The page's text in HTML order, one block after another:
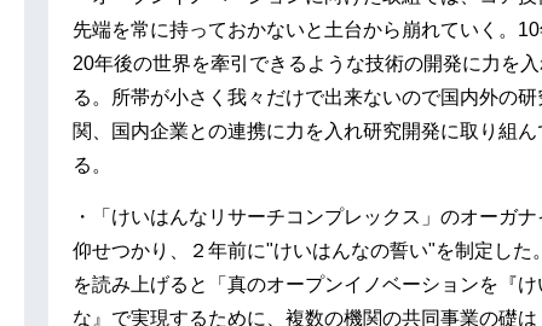
先端を常に持っておかないと土台から崩れていく。
20年後の世界を牽引できるような技術の開発に力を
る。所帯が小さく我々だけで出来ないので国内外の研
関、国内企業との連携に力を入れ研究開発に取り組ん
る。
・「けいはんなリサーチコンプレックス」のオーガ
仰せつかり、２年前に"けいはんなの誓い"を制定した
を読み上げると「真のオープンイノベーションを『け
な』で実現するために、複数の機関の共同事業の礎は